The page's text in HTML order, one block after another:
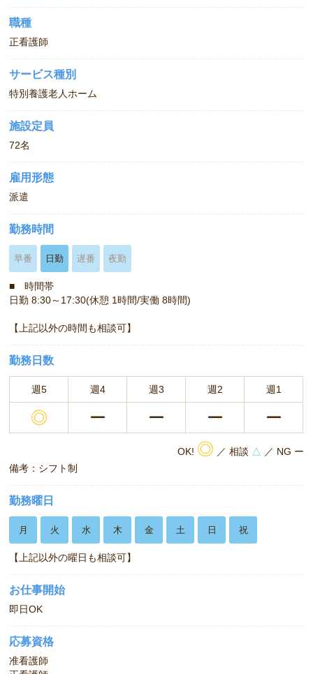
職種
正看護師
サービス種別
特別養護老人ホーム
施設定員
72名
雇用形態
派遣
勤務時間
早番 日勤 遅番 夜勤
■ 時間帯
日勤 8:30～17:30(休憩 1時間/実働 8時間)
【上記以外の時間も相談可】
勤務日数
週5 週4 週3 週2 週1
◎ ー ー ー ー
OK! ◎ ／ 相談 △ ／ NG ー
備考：シフト制
勤務曜日
月 火 水 木 金 土 日 祝
【上記以外の曜日も相談可】
お仕事開始
即日OK
応募資格
准看護師